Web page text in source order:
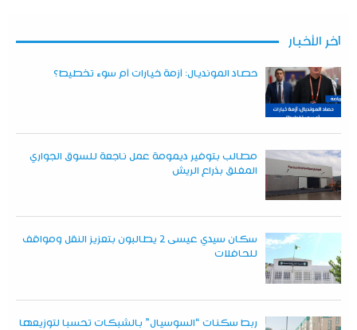
آخر الأخبار
حصاد المونديال: أزمة خيارات أم سوء تخطيط؟
مطالب بتوفير ديمومة عمل ناجعة للسوق الجواري
المغلق بذراع الريش
سكان سيدي عيسى 2 يطالبون بتعزيز النقل ومواقف
للحافلات
ربط سكنات “السوسيال” بالشبكات تحسبا لتوزيعها